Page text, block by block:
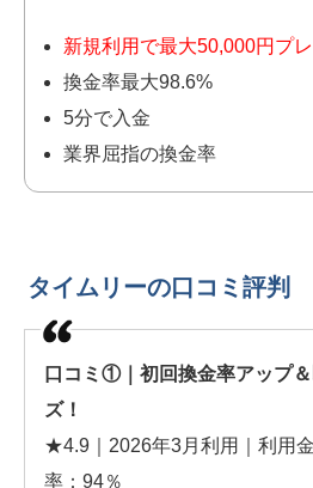
新規利用で最大50,000円プ
換金率最大98.6%
5分で入金
業界屈指の換金率
タイムリーの口コミ評判
口コミ①｜初回換金率アップ
ズ！
★4.9｜2026年3月利用｜利用
率：94％